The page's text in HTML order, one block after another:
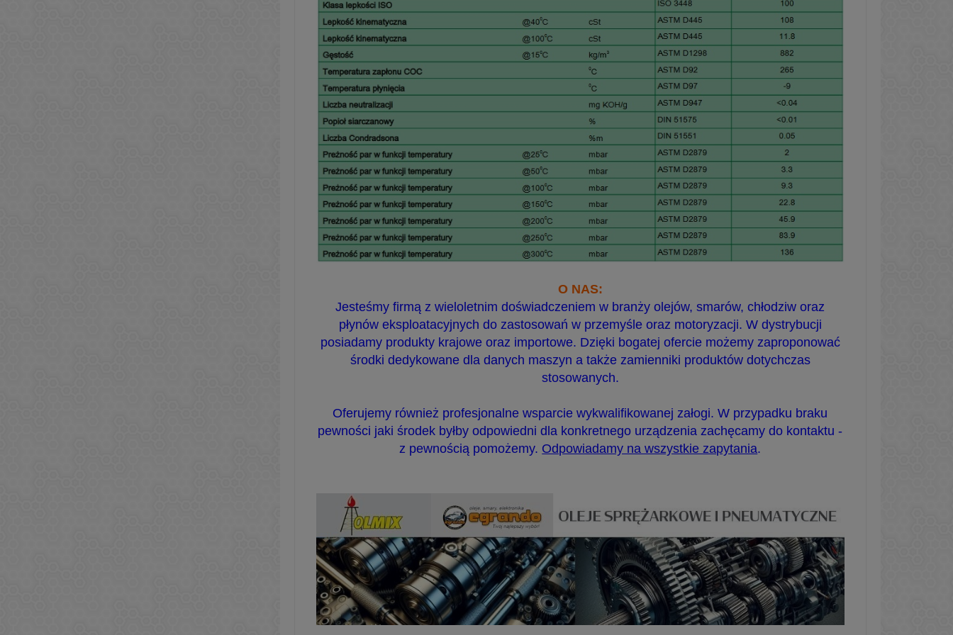
O NAS:
Jesteśmy firmą z wieloletnim doświadczeniem w branży olejów, smarów, chłodziw oraz
płynów eksploatacyjnych do zastosowań w przemyśle oraz motoryzacji. W dystrybucji
posiadamy produkty krajowe oraz importowe. Dzięki bogatej ofercie możemy zaproponować
środki dedykowane dla danych maszyn a także zamienniki produktów dotychczas
stosowanych.
Oferujemy również profesjonalne wsparcie wykwalifikowanej załogi. W przypadku braku
pewności jaki środek byłby odpowiedni dla konkretnego urządzenia zachęcamy do kontaktu -
z pewnością pomożemy. Odpowiadamy na wszystkie zapytania.